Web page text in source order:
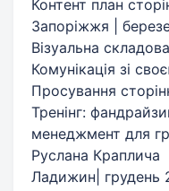
Контент план
Запоріжжя |
Візуальна
Комунікація зі
Просування
Тренінг:
менеджмент для
Руслана Краплича
Ладижин| грудень